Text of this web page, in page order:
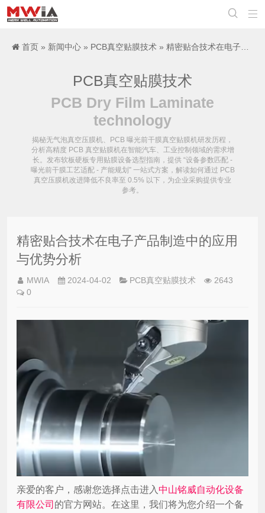


首页 » 新闻中心 » PCB真空贴膜技术 » 精密贴合技术在电子产品制造中的应用与优势分析
PCB真空贴膜技术
PCB Dry Film Laminate
technology
揭秘无气泡真空压膜机、PCB 曝光前干膜真空贴膜机研发历程，
分析高精度 PCB 真空贴膜机在智能汽车、工业控制领域的需求增
长。发布软板硬板专用贴膜设备选型指南，提供 “设备参数匹配 -
曝光前干膜工艺适配 - 产能规划” 一站式方案，解读如何通过 PCB
真空压膜机改进降低不良率至 0.5% 以下，为企业采购提供专业
参考。
精密贴合技术在电子产品制造中的应用
与优势分析
MWIA 2024-04-02 PCB真空贴膜技术
2643
0
亲爱的客户，感谢您选择点击进入中山铭威自动化设备
有限公司 的官方网站。在这里，我们将为您介绍一个备